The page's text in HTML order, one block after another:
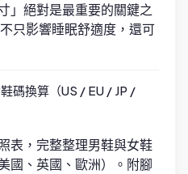
」絕對是最重要的關鍵之
只影響睡眠舒適度，還可
碼換算（US / EU / JP /
表，完整整理男鞋與女鞋
國、英國、歐洲）。附腳